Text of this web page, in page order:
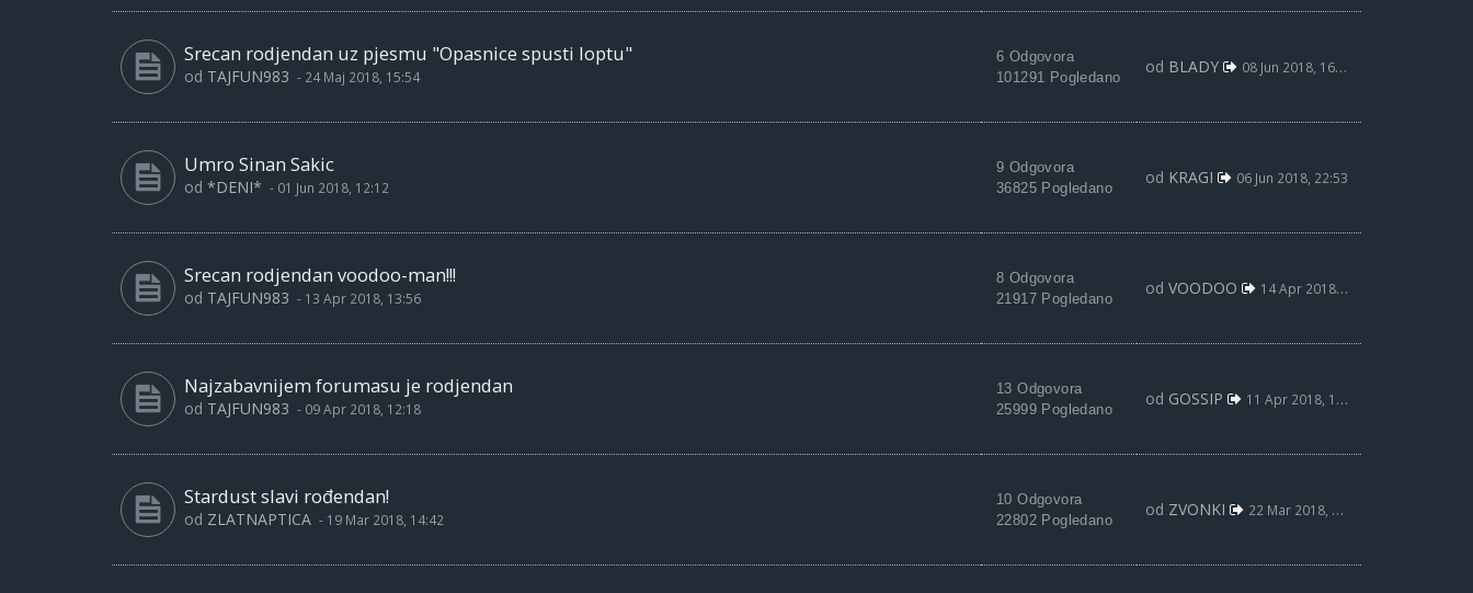
Srecan rodjendan uz pjesmu "Opasnice spusti loptu"
od TAJFUN983 - 24 Maj 2018, 15:54
6 Odgovora
101291 Pogledano
od BLADY 08 Jun 2018, 16:52
Umro Sinan Sakic
od *DENI* - 01 Jun 2018, 12:12
9 Odgovora
36825 Pogledano
od KRAGI 06 Jun 2018, 22:53
Srecan rodjendan voodoo-man!!!
od TAJFUN983 - 13 Apr 2018, 13:56
8 Odgovora
21917 Pogledano
od VOODOO 14 Apr 2018, 06:03
Najzabavnijem forumasu je rodjendan
od TAJFUN983 - 09 Apr 2018, 12:18
13 Odgovora
25999 Pogledano
od GOSSIP 11 Apr 2018, 13:07
Stardust slavi rođendan!
od ZLATNAPTICA - 19 Mar 2018, 14:42
10 Odgovora
22802 Pogledano
od ZVONKI 22 Mar 2018, 19:01